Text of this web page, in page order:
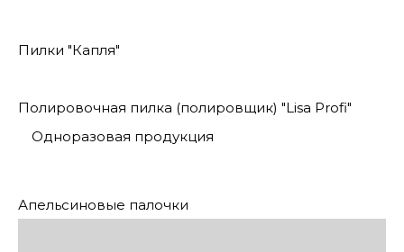
Пилки "Капля"
Полировочная пилка (полировщик) "Lisa Profi"
Одноразовая продукция
Апельсиновые палочки